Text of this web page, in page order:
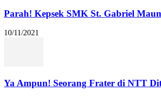
Parah! Kepsek SMK St. Gabriel
10/11/2021
Ya Ampun! Seorang Frater di NTT